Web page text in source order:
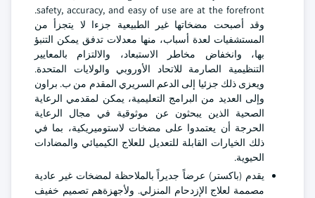
safety, accuracy, and easy of use are at the forefront.
وقد أصبحت مضخاتها غير الطبيعية جزءا لا يتجزأ من
المستشفيات لعدة أسباب، منها معدلات تدفق يمكن التنبؤ
بها، وانخفاض مخاطر الاستبعاد، والالتزام بالمعايير
التنظيمية الصارمة للاتحاد الأوروبي والولايات المتحدة.
ويعزى ذلك جزئيا إلى الدعم السريري المقدم من ب. براون
وإلى العديد من البرامج التعليمية، يمكن لمقدمي الرعاية
الصحية الذين يبحثون عن موثوقية في مجال الرعاية
الحرجة أن يعتمدوا على مضخات لاستوميريكية، بما في
ذلك الخيارات القابلة للتعديل للعلاج الكيميائي والمضادات
الحيوية.
يقدم (باكستر) عرضاً جديراً بالملاحظة لمضخات غير عادية
مصممة لعلاج الإزدحام المنزلي. ولأجهزةهم تصميم خفيف